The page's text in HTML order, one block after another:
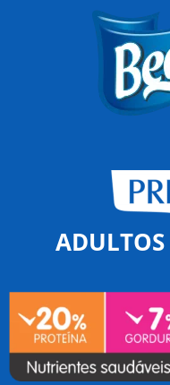
ADULTOS